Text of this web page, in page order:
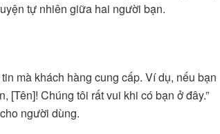
tự nhiên giữa hai người bạn.
mà khách hàng cung cấp. Ví dụ, nếu bạn
[Tên]! Chúng tôi rất vui khi có bạn ở đây.”
người dùng.